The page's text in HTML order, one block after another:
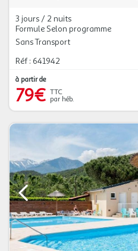
3 jours / 2 nuits
Formule Selon programme
Sans Transport
Réf : 641942
à partir de
79€ TTC
par héb.